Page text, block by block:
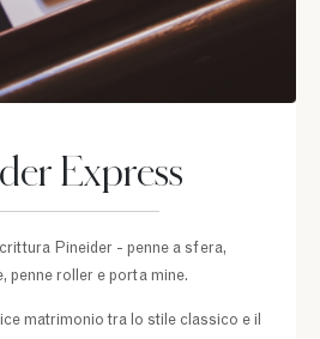
Express
Pineider - penne a sfera,
penne roller e porta mine.
matrimonio tra lo stile classico e il